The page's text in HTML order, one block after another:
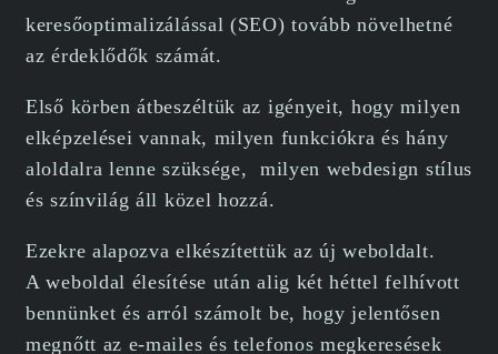
keresőoptimalizálással (SEO) tovább növelhetné
az érdeklődők számát.
Első körben átbeszéltük az igényeit, hogy milyen
elképzelései vannak, milyen funkciókra és hány
aloldalra lenne szüksége, milyen webdesign stílus
és színvilág áll közel hozzá.
Ezekre alapozva elkészítettük az új weboldalt.
A weboldal élesítése után alig két héttel felhívott
bennünket és arról számolt be, hogy jelentősen
megnőtt az e-mailes és telefonos megkeresések